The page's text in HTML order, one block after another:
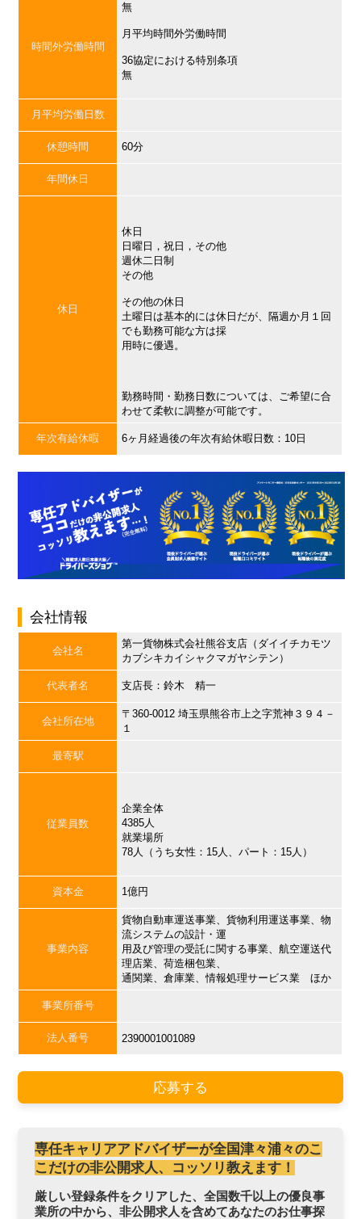
時間外労働時間
無
月平均時間外労働時間
36協定における特別条項
無
月平均労働日数
休憩時間 60分
年間休日
休日
休日
日曜日，祝日，その他
週休二日制
その他
その他の休日
土曜日は基本的には休日だが、隔週か月１回
でも勤務可能な方は採
用時に優遇。
勤務時間・勤務日数については、ご希望に合
わせて柔軟に調整が可能です。
年次有給休暇 6ヶ月経過後の年次有給休暇日数：10日
会社情報
会社名
第一貨物株式会社熊谷支店（ダイイチカモツ
カブシキカイシャクマガヤシテン）
代表者名 支店長：鈴木 精一
会社所在地
〒360-0012 埼玉県熊谷市上之字荒神３９４－
１
最寄駅
従業員数
企業全体
4385人
就業場所
78人（うち女性：15人、パート：15人）
資本金 1億円
事業内容
貨物自動車運送事業、貨物利用運送事業、物
流システムの設計・運
用及び管理の受託に関する事業、航空運送代
理店業、荷造梱包業、
通関業、倉庫業、情報処理サービス業 ほか
事業所番号
法人番号 2390001001089
応募する
専任キャリアアドバイザーが全国津々浦々のこ
こだけの非公開求人、コッソリ教えます！
厳しい登録条件をクリアした、全国数千以上の優良事
業所の中から、非公開求人を含めてあなたのお仕事探